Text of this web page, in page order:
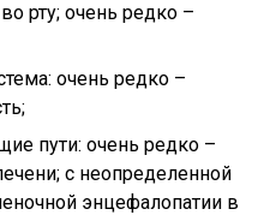
рту; очень редко –
очень редко –
пути: очень редко –
с неопределенной
энцефалопатии в